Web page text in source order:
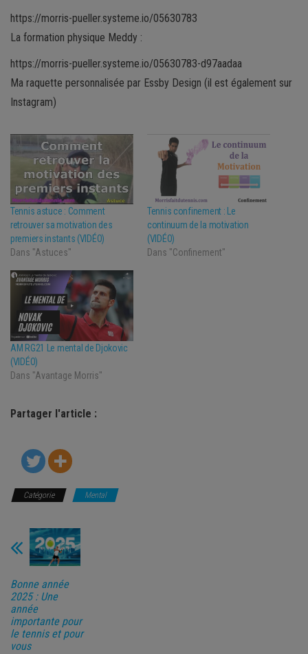
https://morris-pueller.systeme.io/05630783
La formation physique Meddy :
https://morris-pueller.systeme.io/05630783-d97aadaa
Ma raquette personnalisée par Essby Design (il est également sur
Instagram)
Tennis astuce : Comment
retrouver sa motivation des
premiers instants (VIDÉO)
Dans "Astuces"
Tennis confinement : Le
continuum de la motivation
(VIDÉO)
Dans "Confinement"
AM RG21 Le mental de Djokovic
(VIDÉO)
Dans "Avantage Morris"
Partager l'article :
Catégorie Mental
Bonne année
2025 : Une
année
importante pour
le tennis et pour
vous